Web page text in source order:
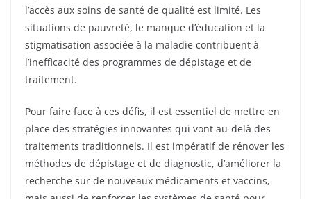
l’accès aux soins de santé de qualité est limité. Les
situations de pauvreté, le manque d’éducation et la
stigmatisation associée à la maladie contribuent à
l’inefficacité des programmes de dépistage et de
traitement.
Pour faire face à ces défis, il est essentiel de mettre en
place des stratégies innovantes qui vont au-delà des
traitements traditionnels. Il est impératif de rénover les
méthodes de dépistage et de diagnostic, d’améliorer la
recherche sur de nouveaux médicaments et vaccins,